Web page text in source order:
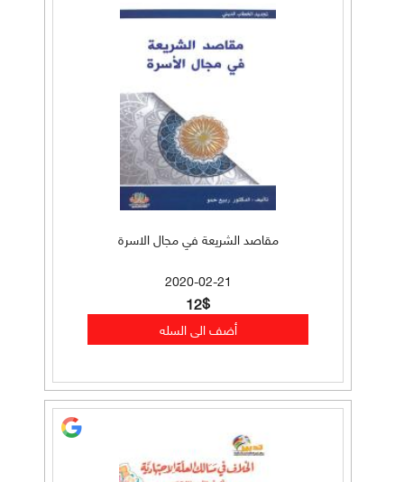
مقاصد الشريعة في مجال الاسرة
2020-02-21
12$